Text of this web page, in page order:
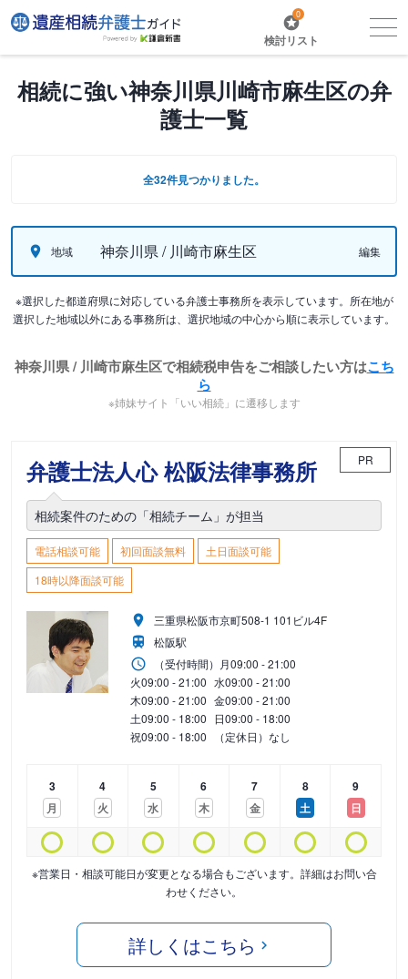
0
検討リスト
相続に強い神奈川県川崎市麻生区の弁
護士一覧
全32件見つかりました。
地域 神奈川県 / 川崎市麻生区 編集
※選択した都道府県に対応している弁護士事務所を表示しています。所在地が
選択した地域以外にある事務所は、選択地域の中心から順に表示しています。
神奈川県 / 川崎市麻生区で相続税申告をご相談したい方はこち
ら
※姉妹サイト「いい相続」に遷移します
弁護士法人心 松阪法律事務所 PR
相続案件のための「相続チーム」が担当
電話相談可能 初回面談無料
土日面談可能
18時以降面談可能
三重県松阪市京町508-1 101ビル4F
松阪駅
（受付時間） 月09:00 - 21:00
火09:00 - 21:00 水09:00 - 21:00
木09:00 - 21:00 金09:00 - 21:00
土09:00 - 18:00 日09:00 - 18:00
祝09:00 - 18:00 （定休日）なし
3
月
4
火
5
水
6
木
7
金
8
土
9
日
※営業日・相談可能日が変更となる場合もございます。詳細はお問い合
わせください。
詳しくはこちら